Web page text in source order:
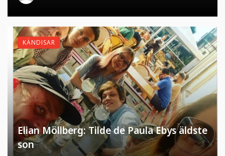
Elian Möllberg: Tilde de Paula Ebys äldste
son
KÄNDISAR